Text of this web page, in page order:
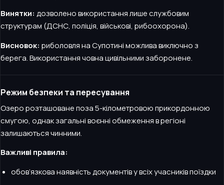
Винятки: дозволено використання лише службовим
структурам (ДСНС, поліція, військові, рибоохорона).
Висновок: риболовля на Супотині можлива виключно з
берега. Використання човна цивільними заборонене.
Режим безпеки та пересування
Озеро розташоване поза 5-кілометровою прикордонною
смугою, однак загальні воєнні обмеження в регіоні
залишаються чинними.
Важливі правила:
обов’язкова наявність документів у всіх учасників поїздки